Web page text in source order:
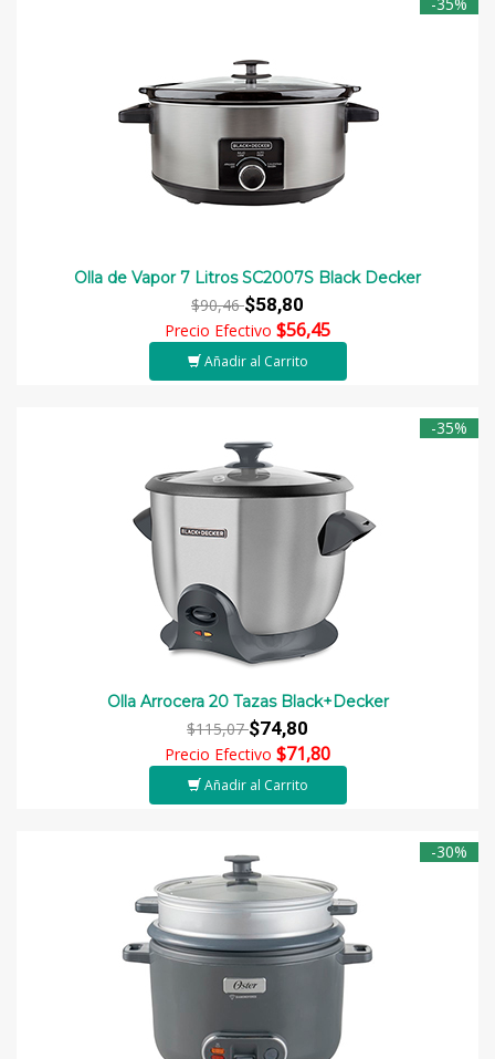
Olla de Vapor 7 Litros SC2007S Black Decker
$90,46$58,80
Precio Efectivo $56,45
Añadir al Carrito
-35%
Olla Arrocera 20 Tazas Black+Decker
$115,07$74,80
Precio Efectivo $71,80
Añadir al Carrito
-30%